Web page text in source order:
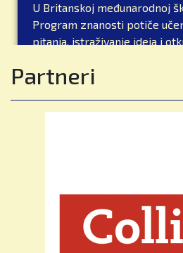
U Britanskoj međunarodnoj
Program znanosti potiče
pitanja, istraživanje ideja i
praktična iskustva učenja.
Kroz eksperimente,
💡 Kritičko razmišljanje i
💡 Komunikaciju i suradnju
Znanost je mnogo više od
ona razvija samopouzdane,
Partneri